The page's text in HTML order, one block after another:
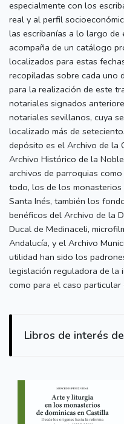
especialmente con los
real y al perfil
las escribanías a lo largo de
acompaña de un catálogo
localizados para estas
recopiladas sobre cada uno
para la realización de este
notariales signados
notariales sevillanos, cuya
localizado más de
depósito es el Archivo de la
Archivo Histórico de la
archivos de parroquias
todo, los de los monasterios
Santa Inés, también los
benéficos del Archivo de la
Ducal de Medinaceli,
Andalucía, y el Archivo
utilidad han sido los
legislación reguladora de la
como para el caso particular
Libros de interés